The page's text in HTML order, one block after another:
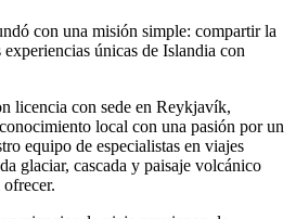
con una misión simple: compartir la
únicas de Islandia con
licencia con sede en Reykjavík,
local con una pasión por un
equipo de especialistas en viajes
glaciar, cascada y paisaje volcánico